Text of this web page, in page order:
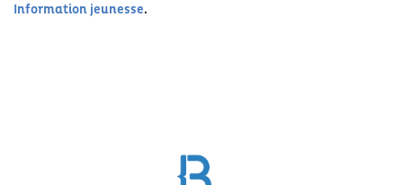
Information jeunesse.